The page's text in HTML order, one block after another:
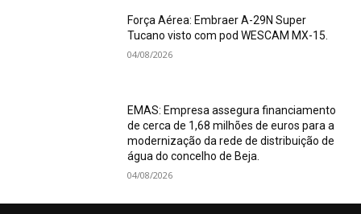
Força Aérea: Embraer A-29N Super
Tucano visto com pod WESCAM MX-15.
04/08/2026
EMAS: Empresa assegura financiamento
de cerca de 1,68 milhões de euros para a
modernização da rede de distribuição de
água do concelho de Beja.
04/08/2026